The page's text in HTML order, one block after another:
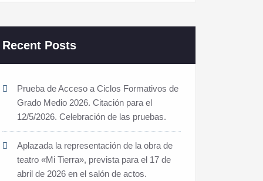
Recent Posts
Prueba de Acceso a Ciclos Formativos de
Grado Medio 2026. Citación para el
12/5/2026. Celebración de las pruebas.
Aplazada la representación de la obra de
teatro «Mi Tierra», prevista para el 17 de
abril de 2026 en el salón de actos.